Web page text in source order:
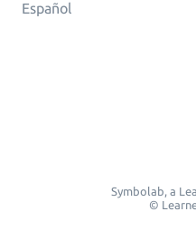
Español
Symbolab, a
©